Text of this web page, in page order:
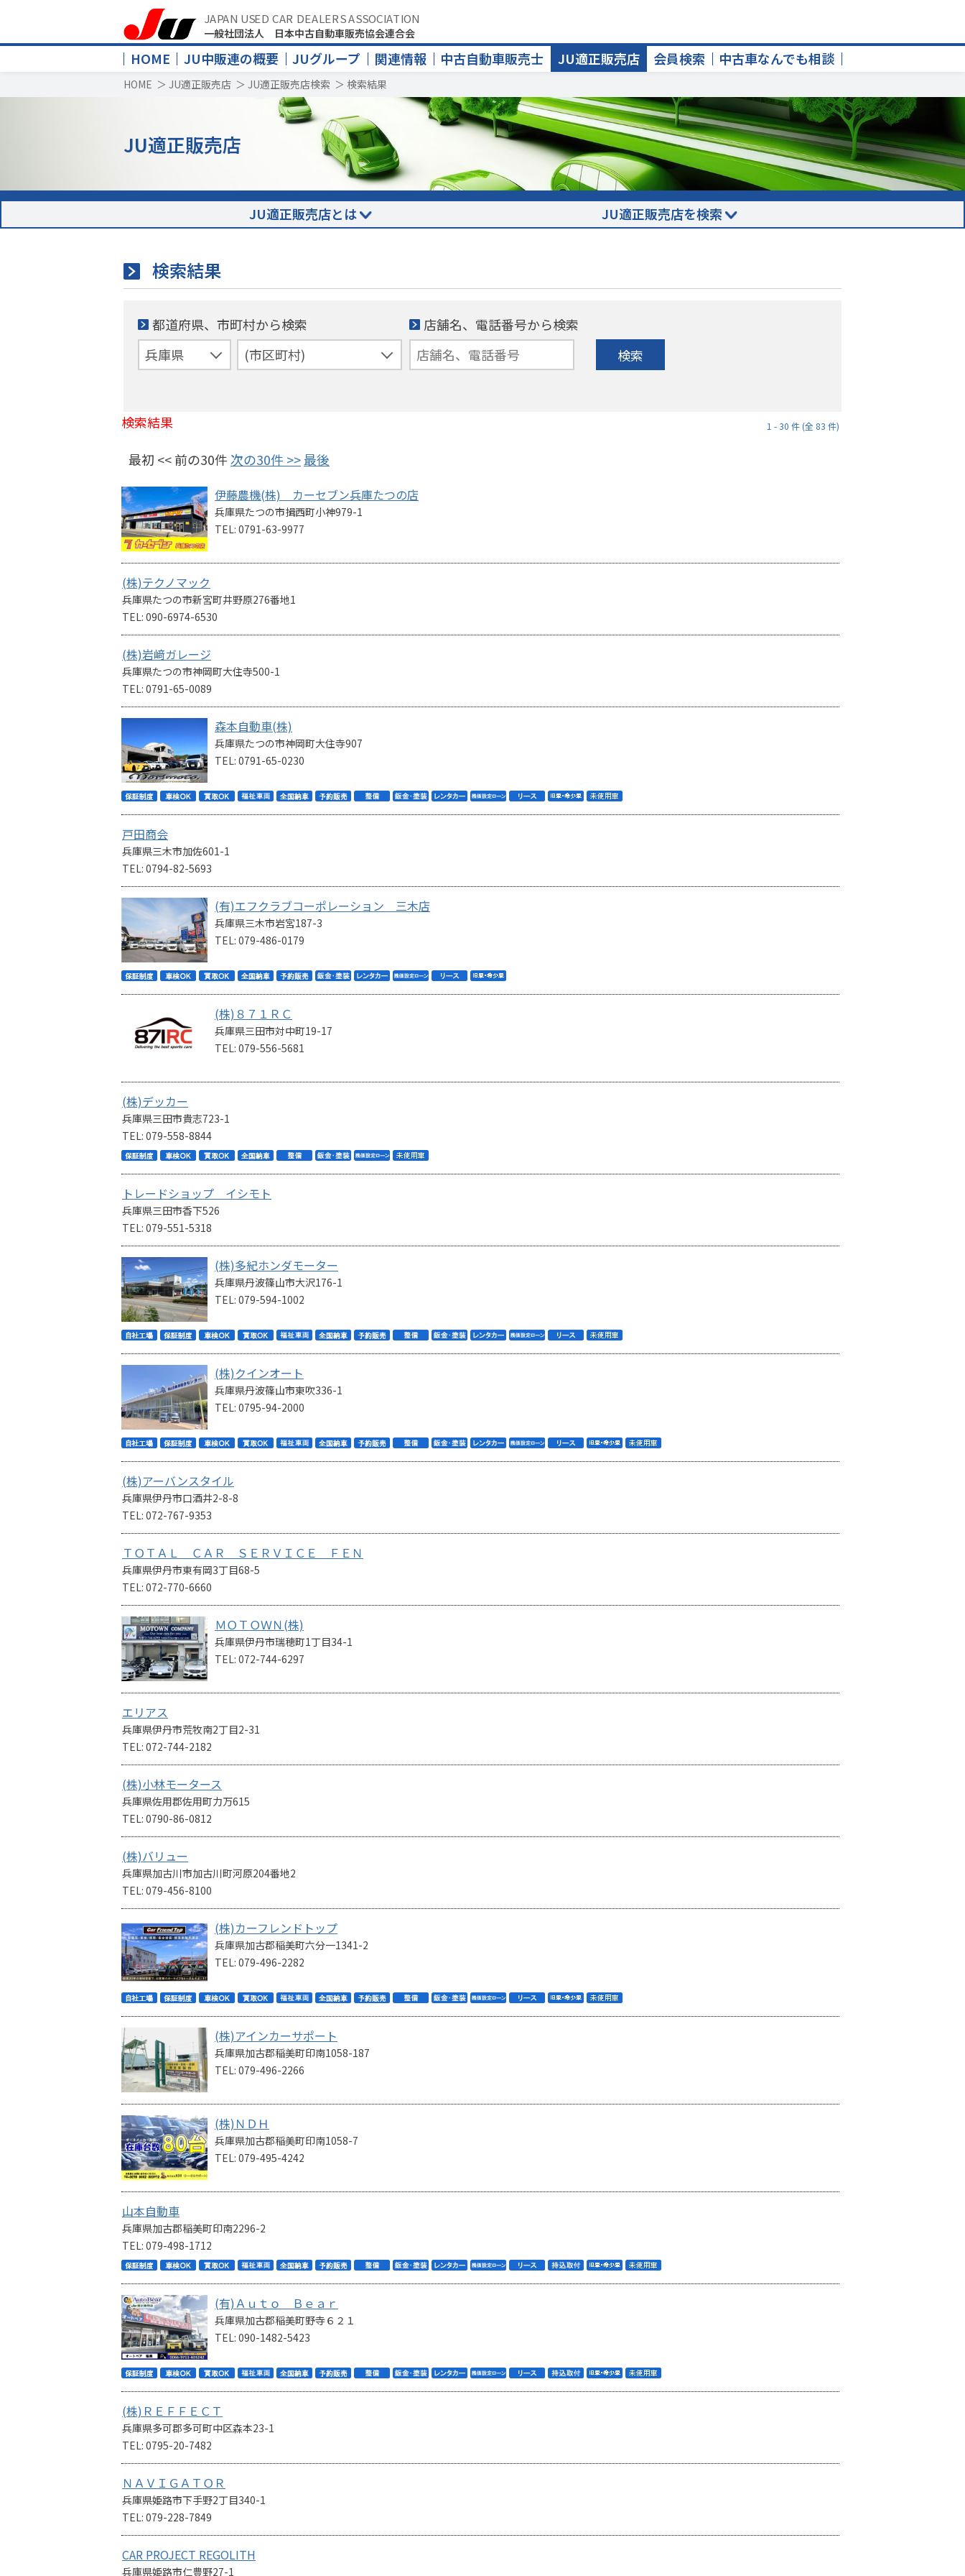
JAPAN USED CAR DEALERS ASSOCIATION
一般社団法人 日本中古自動車販売協会連合会
HOME JU中販連の概要 JUグループ 関連情報 中古自動車販売士 JU適正販売店 会員検索 中古車なんでも相談
HOME ＞ JU適正販売店 ＞ JU適正販売店検索 ＞ 検索結果
JU適正販売店
JU適正販売店とは JU適正販売店を検索
検索結果
都道府県、市町村から検索
店舗名、電話番号から検索
検索
検索結果 1 - 30 件 (全 83 件)
最初 << 前の30件次の30件 >>最後
伊藤農機(株) カーセブン兵庫たつの店
兵庫県たつの市揖西町小神979-1
TEL: 0791-63-9977
(株)テクノマック
兵庫県たつの市新宮町井野原276番地1
TEL: 090-6974-6530
(株)岩﨑ガレージ
兵庫県たつの市神岡町大住寺500-1
TEL: 0791-65-0089
森本自動車(株)
兵庫県たつの市神岡町大住寺907
TEL: 0791-65-0230
戸田商会
兵庫県三木市加佐601-1
TEL: 0794-82-5693
(有)エフクラブコーポレーション 三木店
兵庫県三木市岩宮187-3
TEL: 079-486-0179
(株)８７１ＲＣ
兵庫県三田市対中町19-17
TEL: 079-556-5681
(株)デッカー
兵庫県三田市貴志723-1
TEL: 079-558-8844
トレードショップ イシモト
兵庫県三田市香下526
TEL: 079-551-5318
(株)多紀ホンダモーター
兵庫県丹波篠山市大沢176-1
TEL: 079-594-1002
(株)クインオート
兵庫県丹波篠山市東吹336-1
TEL: 0795-94-2000
(株)アーバンスタイル
兵庫県伊丹市口酒井2-8-8
TEL: 072-767-9353
ＴＯＴＡＬ ＣＡＲ ＳＥＲＶＩＣＥ ＦＥＮ
兵庫県伊丹市東有岡3丁目68-5
TEL: 072-770-6660
ＭＯＴＯＷＮ(株)
兵庫県伊丹市瑞穂町1丁目34-1
TEL: 072-744-6297
エリアス
兵庫県伊丹市荒牧南2丁目2-31
TEL: 072-744-2182
(株)小林モータース
兵庫県佐用郡佐用町力万615
TEL: 0790-86-0812
(株)バリュー
兵庫県加古川市加古川町河原204番地2
TEL: 079-456-8100
(株)カーフレンドトップ
兵庫県加古郡稲美町六分一1341-2
TEL: 079-496-2282
(株)アインカーサポート
兵庫県加古郡稲美町印南1058-187
TEL: 079-496-2266
(株)ＮＤＨ
兵庫県加古郡稲美町印南1058-7
TEL: 079-495-4242
山本自動車
兵庫県加古郡稲美町印南2296-2
TEL: 079-498-1712
(有)Ａｕｔｏ Ｂｅａｒ
兵庫県加古郡稲美町野寺６２１
TEL: 090-1482-5423
(株)ＲＥＦＦＥＣＴ
兵庫県多可郡多可町中区森本23-1
TEL: 0795-20-7482
ＮＡＶＩＧＡＴＯＲ
兵庫県姫路市下手野2丁目340-1
TEL: 079-228-7849
CAR PROJECT REGOLITH
兵庫県姫路市仁豊野27-1